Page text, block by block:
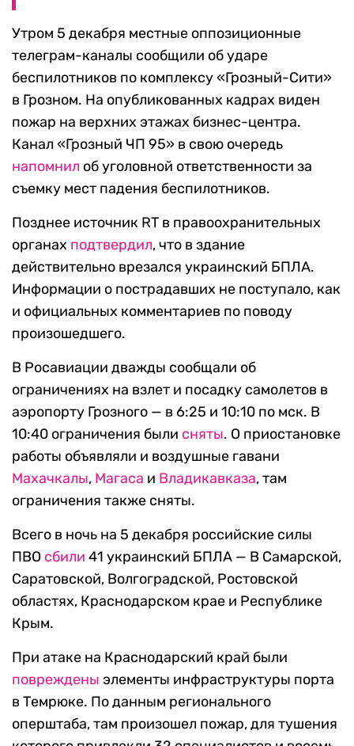
Утром 5 декабря местные оппозиционные
телеграм-каналы сообщили об ударе
беспилотников по комплексу «Грозный-Сити»
в Грозном. На опубликованных кадрах виден
пожар на верхних этажах бизнес-центра.
Канал «Грозный ЧП 95» в свою очередь
напомнил об уголовной ответственности за
съемку мест падения беспилотников.
Позднее источник RT в правоохранительных
органах подтвердил, что в здание
действительно врезался украинский БПЛА.
Информации о пострадавших не поступало, как
и официальных комментариев по поводу
произошедшего.
В Росавиации дважды сообщали об
ограничениях на взлет и посадку самолетов в
аэропорту Грозного — в 6:25 и 10:10 по мск. В
10:40 ограничения были сняты. О приостановке
работы объявляли и воздушные гавани
Махачкалы, Магаса и Владикавказа, там
ограничения также сняты.
Всего в ночь на 5 декабря российские силы
ПВО сбили 41 украинский БПЛА — В Самарской,
Саратовской, Волгоградской, Ростовской
областях, Краснодарском крае и Республике
Крым.
При атаке на Краснодарский край были
повреждены элементы инфраструктуры порта
в Темрюке. По данным регионального
оперштаба, там произошел пожар, для тушения